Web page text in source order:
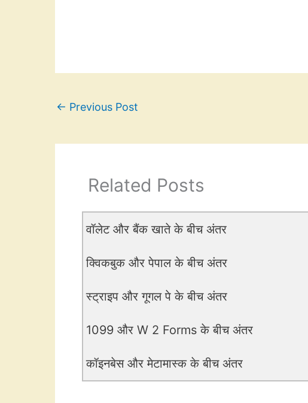
← Previous Post
Related Posts
वॉलेट और बैंक खाते के बीच अंतर
क्विकबुक और पेपाल के बीच अंतर
स्ट्राइप और गूगल पे के बीच अंतर
1099 और W 2 Forms के बीच अंतर
कॉइनबेस और मेटामास्क के बीच अंतर